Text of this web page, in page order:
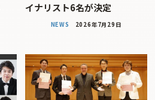
イナリスト6名が決定
NEWS 2026年7月29日